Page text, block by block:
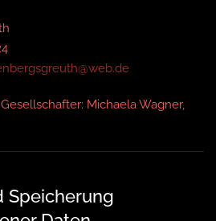
Michaela Wagner,
Speicherung